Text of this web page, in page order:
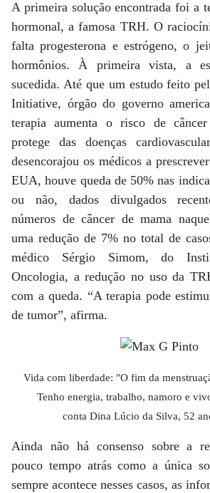
A primeira solução encontrada foi a
hormonal, a famosa TRH. O
falta progesterona e estrógeno, o
hormônios. À primeira vista, a
sucedida. Até que um estudo feito
Initiative, órgão do governo
terapia aumenta o risco de
protege das doenças
desencorajou os médicos a
EUA, houve queda de 50% nas
ou não, dados divulgados
números de câncer de mama
uma redução de 7% no total de
médico Sérgio Simom, do
Oncologia, a redução no uso da
com a queda. “A terapia pode
de tumor”, afirma.
Vida com liberdade: "O fim da
Tenho energia, trabalho, namoro e
conta Dina Lúcio da Silva, 52
Ainda não há consenso sobre a
pouco tempo atrás como a única
sempre acontece nesses casos, as